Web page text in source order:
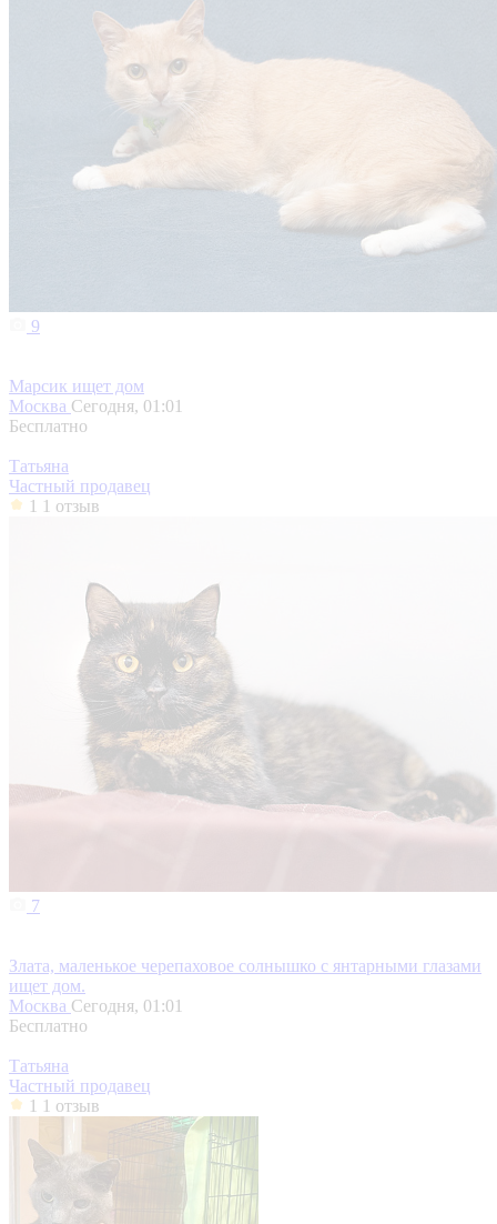
9
Марсик ищет дом
Москва Сегодня, 01:01
Бесплатно
Татьяна
Частный продавец
1 1 отзыв
7
Злата, маленькое черепаховое солнышко с янтарными глазами
ищет дом.
Москва Сегодня, 01:01
Бесплатно
Татьяна
Частный продавец
1 1 отзыв